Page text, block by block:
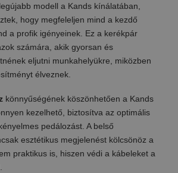
modell a Kands kínálatában,
hogy megfeleljen mind a kezdő
a profik igényeinek. Ez a kerékpár
számára, akik gyorsan és
eljutni munkahelyükre, miközben
élveznek.
könnyűségének köszönhetően a Kands
kezelhető, biztosítva az optimális
pedálozást. A belső
esztétikus megjelenést kölcsönöz a
praktikus is, hiszen védi a kábeleket a